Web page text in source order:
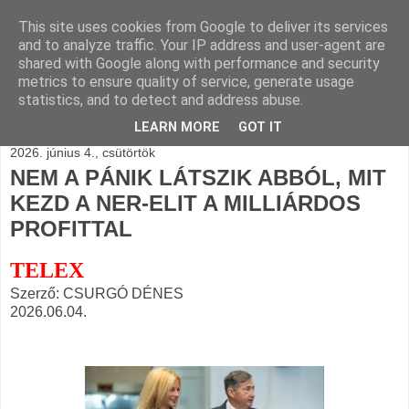
BLOGÁSZAT, napi
blogjava
2026. június 4., csütörtök
NEM A PÁNIK LÁTSZIK ABBÓL, MIT
KEZD A NER-ELIT A MILLIÁRDOS
PROFITTAL
TELEX
Szerző: CSURGÓ DÉNES
2026.06.04.
This site uses cookies from Google to deliver its services
and to analyze traffic. Your IP address and user-agent are
shared with Google along with performance and security
metrics to ensure quality of service, generate usage
statistics, and to detect and address abuse.
LEARN MORE GOT IT